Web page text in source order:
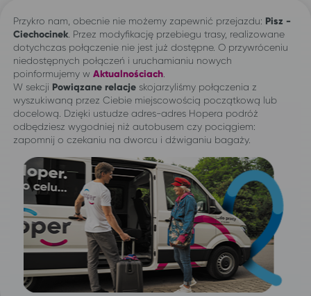
Przykro nam, obecnie nie możemy zapewnić przejazdu: Pisz -
Ciechocinek . Przez modyfikację przebiegu trasy, realizowane
dotychczas połączenie nie jest już dostępne. O przywróceniu
niedostępnych połączeń i uruchamianiu nowych
poinformujemy w Aktualnościach
W sekcji Powiązane relacje skojarzyliśmy połączenia z
wyszukiwaną przez Ciebie miejscowością początkową lub
docelową. Dzięki ustudze adres-adres Hopera podróż
odbędziesz wygodniej niż autobusem czy pociągiem:
zapomnij o czekaniu na dworcu i dźwiganiu bagaży.